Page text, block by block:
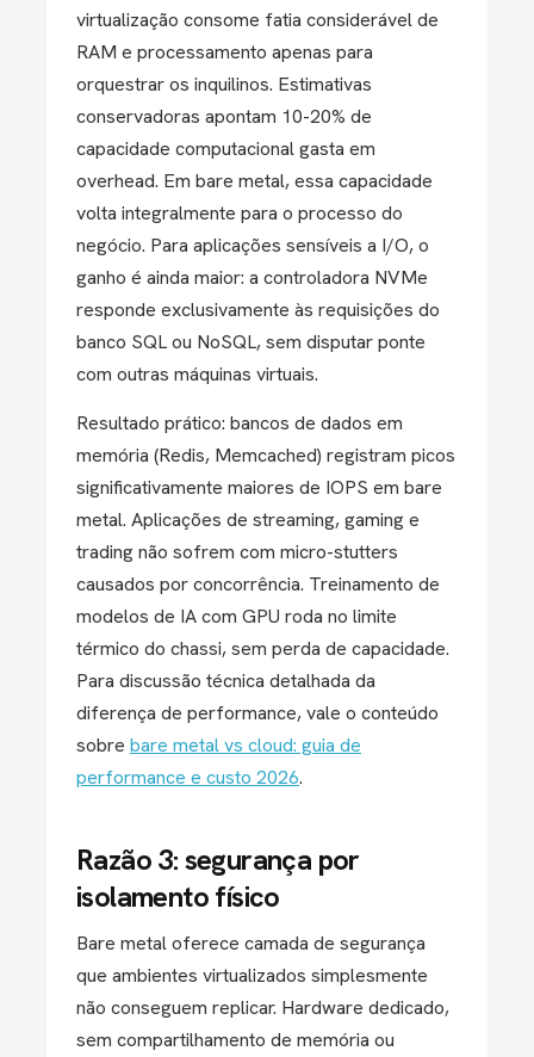
virtualização consome fatia considerável de
RAM e processamento apenas para
orquestrar os inquilinos. Estimativas
conservadoras apontam 10-20% de
capacidade computacional gasta em
overhead. Em bare metal, essa capacidade
volta integralmente para o processo do
negócio. Para aplicações sensíveis a I/O, o
ganho é ainda maior: a controladora NVMe
responde exclusivamente às requisições do
banco SQL ou NoSQL, sem disputar ponte
com outras máquinas virtuais.
Resultado prático: bancos de dados em
memória (Redis, Memcached) registram picos
significativamente maiores de IOPS em bare
metal. Aplicações de streaming, gaming e
trading não sofrem com micro-stutters
causados por concorrência. Treinamento de
modelos de IA com GPU roda no limite
térmico do chassi, sem perda de capacidade.
Para discussão técnica detalhada da
diferença de performance, vale o conteúdo
sobre bare metal vs cloud: guia de
performance e custo 2026.
Razão 3: segurança por
isolamento físico
Bare metal oferece camada de segurança
que ambientes virtualizados simplesmente
não conseguem replicar. Hardware dedicado,
sem compartilhamento de memória ou